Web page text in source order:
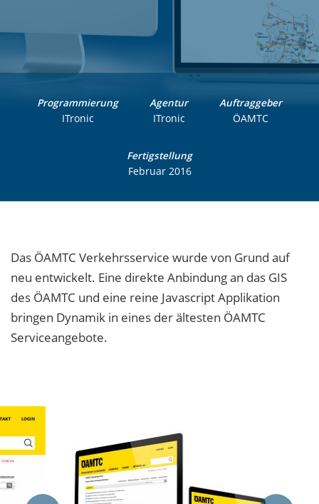
Programmierung
ITronic
Agentur
ITronic
Auftraggeber
ÖAMTC
Fertigstellung
Februar 2016
Das ÖAMTC Verkehrsservice wurde von Grund auf
neu entwickelt. Eine direkte Anbindung an das GIS
des ÖAMTC und eine reine Javascript Applikation
bringen Dynamik in eines der ältesten ÖAMTC
Serviceangebote.